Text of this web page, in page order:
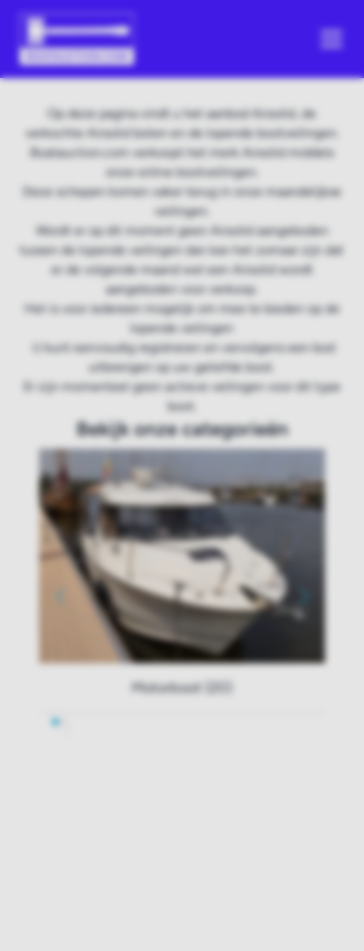
Op deze pagina vindt u het aanbod Airsolid, de
verkochte Airsolid boten en de lopende bootveilingen.
Boatauction.com verkoopt het merk Airsolid middels
onze online bootveilingen.
Deze schepen komen vaker terug in onze maandelijkse
veilingen.
Wordt er op dit moment geen Airsolid aangeboden
tussen de lopende veilingen dan kan het zomaar zijn dat
er de volgende maand wel een Airsolid wordt
aangeboden voor verkoop.
Het is voor iedereen mogelijk om mee te bieden op de
lopende veilingen
U kunt eenvoudig registreren en vervolgens een bod
uitbrengen op uw geliefde boot.
Er zijn momenteel geen actieve veilingen voor dit type
boot.
Bekijk onze categorieën
Motorboot (20)